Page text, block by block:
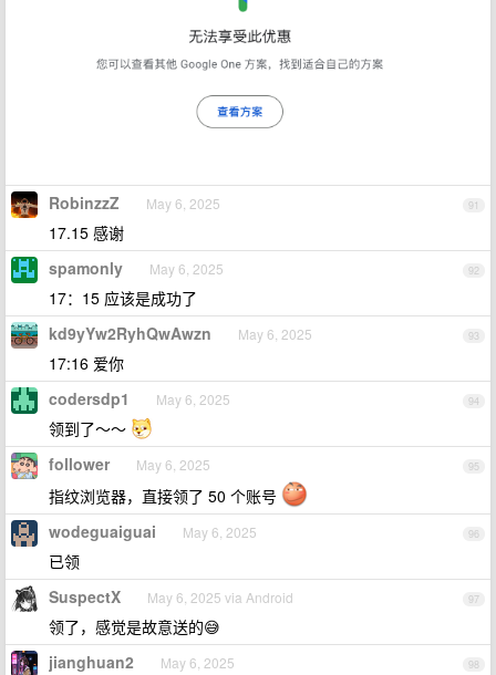
91
RobinzzZ May 6, 2025
17.15 感谢
92
spamonly May 6, 2025
17：15 应该是成功了
93
kd9yYw2RyhQwAwzn May 6, 2025
17:16 爱你
94
codersdp1 May 6, 2025
领到了～～
95
follower May 6, 2025
指纹浏览器，直接领了 50 个账号
96
wodeguaiguai May 6, 2025
已领
97
SuspectX May 6, 2025 via Android
领了，感觉是故意送的😅
98
jianghuan2 May 6, 2025